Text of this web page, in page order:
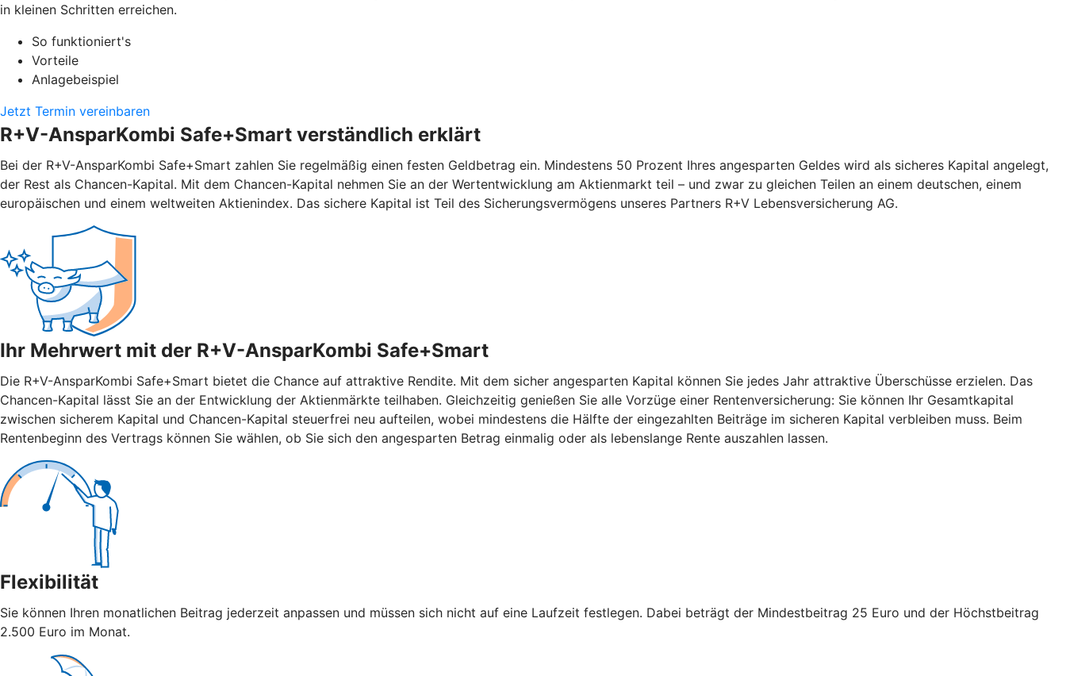
in kleinen Schritten erreichen.
So funktioniert's
Vorteile
Anlagebeispiel
Jetzt Termin vereinbaren
R+V-AnsparKombi Safe+Smart verständlich erklärt
Bei der R+V-AnsparKombi Safe+Smart zahlen Sie regelmäßig einen festen Geldbetrag ein. Mindestens 50 Prozent Ihres angesparten Geldes wird als sicheres Kapital angelegt,
der Rest als Chancen-Kapital. Mit dem Chancen-Kapital nehmen Sie an der Wertentwicklung am Aktienmarkt teil – und zwar zu gleichen Teilen an einem deutschen, einem
europäischen und einem weltweiten Aktienindex. Das sichere Kapital ist Teil des Sicherungsvermögens unseres Partners R+V Lebensversicherung AG.
Ihr Mehrwert mit der R+V-AnsparKombi Safe+Smart
Die R+V-AnsparKombi Safe+Smart bietet die Chance auf attraktive Rendite. Mit dem sicher angesparten Kapital können Sie jedes Jahr attraktive Überschüsse erzielen. Das
Chancen-Kapital lässt Sie an der Entwicklung der Aktienmärkte teilhaben. Gleichzeitig genießen Sie alle Vorzüge einer Rentenversicherung: Sie können Ihr Gesamtkapital
zwischen sicherem Kapital und Chancen-Kapital steuerfrei neu aufteilen, wobei mindestens die Hälfte der eingezahlten Beiträge im sicheren Kapital verbleiben muss. Beim
Rentenbeginn des Vertrags können Sie wählen, ob Sie sich den angesparten Betrag einmalig oder als lebenslange Rente auszahlen lassen.
Flexibilität
Sie können Ihren monatlichen Beitrag jederzeit anpassen und müssen sich nicht auf eine Laufzeit festlegen. Dabei beträgt der Mindestbeitrag 25 Euro und der Höchstbeitrag
2.500 Euro im Monat.